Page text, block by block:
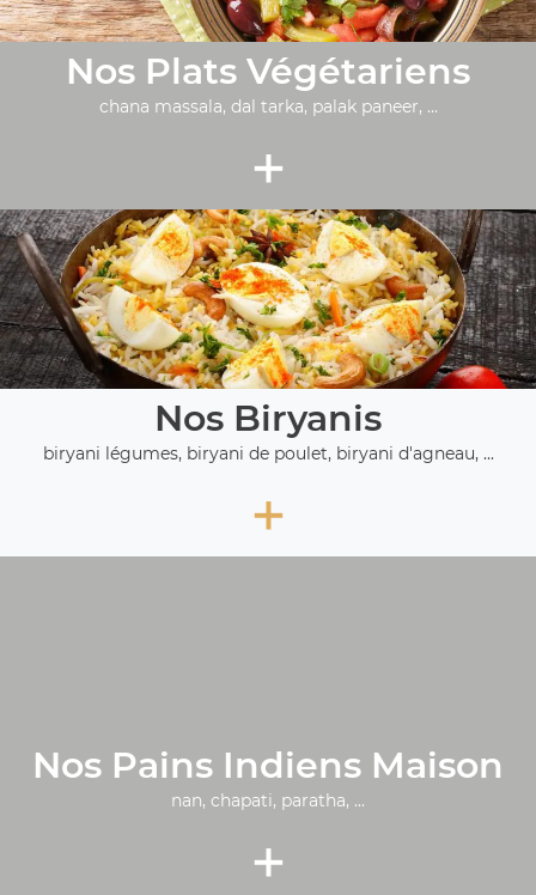
Nos Plats Végétariens
chana massala, dal tarka, palak paneer, ...
+
Nos Biryanis
biryani légumes, biryani de poulet, biryani d'agneau, ...
+
Nos Pains Indiens Maison
nan, chapati, paratha, ...
+